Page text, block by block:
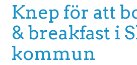
Knep för att
& breakfast i
kommun